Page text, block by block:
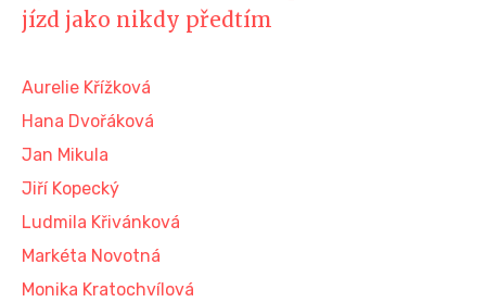
jízd jako nikdy předtím
Aurelie Křížková
Hana Dvořáková
Jan Mikula
Jiří Kopecký
Ludmila Křivánková
Markéta Novotná
Monika Kratochvílová